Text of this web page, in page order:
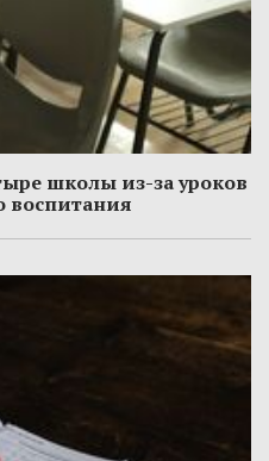
школы из-за уроков
воспитания